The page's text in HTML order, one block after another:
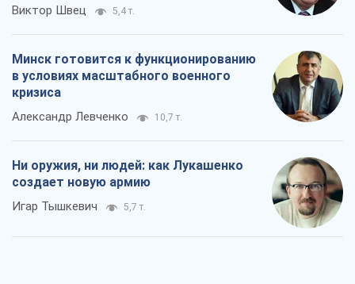
Виктор Швец 5,4 т.
Минск готовится к функционированию
в условиях масштабного военного
кризиса
Александр Левченко 10,7 т.
Ни оружия, ни людей: как Лукашенко
создает новую армию
Игар Тышкевич 5,7 т.